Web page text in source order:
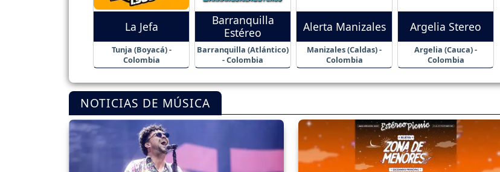
La Jefa
Tunja (Boyacá) -
Colombia
Barranquilla
Estéreo
Barranquilla (Atlántico)
- Colombia
Alerta Manizales
Manizales (Caldas) -
Colombia
Argelia Stereo
Argelia (Cauca) -
Colombia
NOTICIAS DE MÚSICA